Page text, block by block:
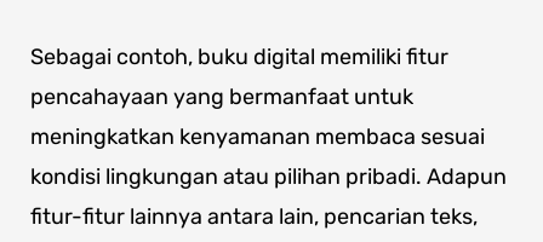
Sebagai contoh, buku digital memiliki fitur
pencahayaan yang bermanfaat untuk
meningkatkan kenyamanan membaca sesuai
kondisi lingkungan atau pilihan pribadi. Adapun
fitur-fitur lainnya antara lain, pencarian teks,